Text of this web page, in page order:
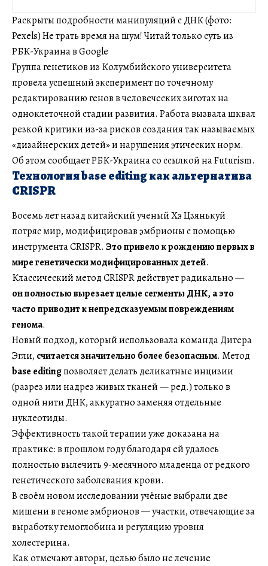
Раскрыты подробности манипуляций с ДНК (фото:
Pexels) Не трать время на шум! Читай только суть из
РБК-Украина в Google
Группа генетиков из Колумбийского университета
провела успешный эксперимент по точечному
редактированию генов в человеческих зиготах на
одноклеточной стадии развития. Работа вызвала шквал
резкой критики из-за рисков создания так называемых
«дизайнерских детей» и нарушения этических норм.
Об этом сообщает РБК-Украина со ссылкой на Futurism.
Технология base editing как альтернатива
CRISPR
Восемь лет назад китайский ученый Хэ Цзянькуй
потряс мир, модифицировав эмбрионы с помощью
инструмента CRISPR. Это привело к рождению первых в
мире генетически модифицированных детей.
Классический метод CRISPR действует радикально —
он полностью вырезает целые сегменты ДНК, а это
часто приводит к непредсказуемым повреждениям
генома.
Новый подход, который использовала команда Дитера
Эгли, считается значительно более безопасным. Метод
base editingпозволяет делать деликатные инцизии
(разрез или надрез живых тканей — ред.) только в
одной нити ДНК, аккуратно заменяя отдельные
нуклеотиды.
Эффективность такой терапии уже доказана на
практике: в прошлом году благодаря ей удалось
полностью вылечить 9-месячного младенца от редкого
генетического заболевания крови.
В своём новом исследовании учёные выбрали две
мишени в геноме эмбрионов — участки, отвечающие за
выработку гемоглобина и регуляцию уровня
холестерина.
Как отмечают авторы, целью было не лечение